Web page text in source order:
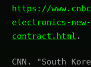
https://
electronics-
contract.html .
CNN. "South